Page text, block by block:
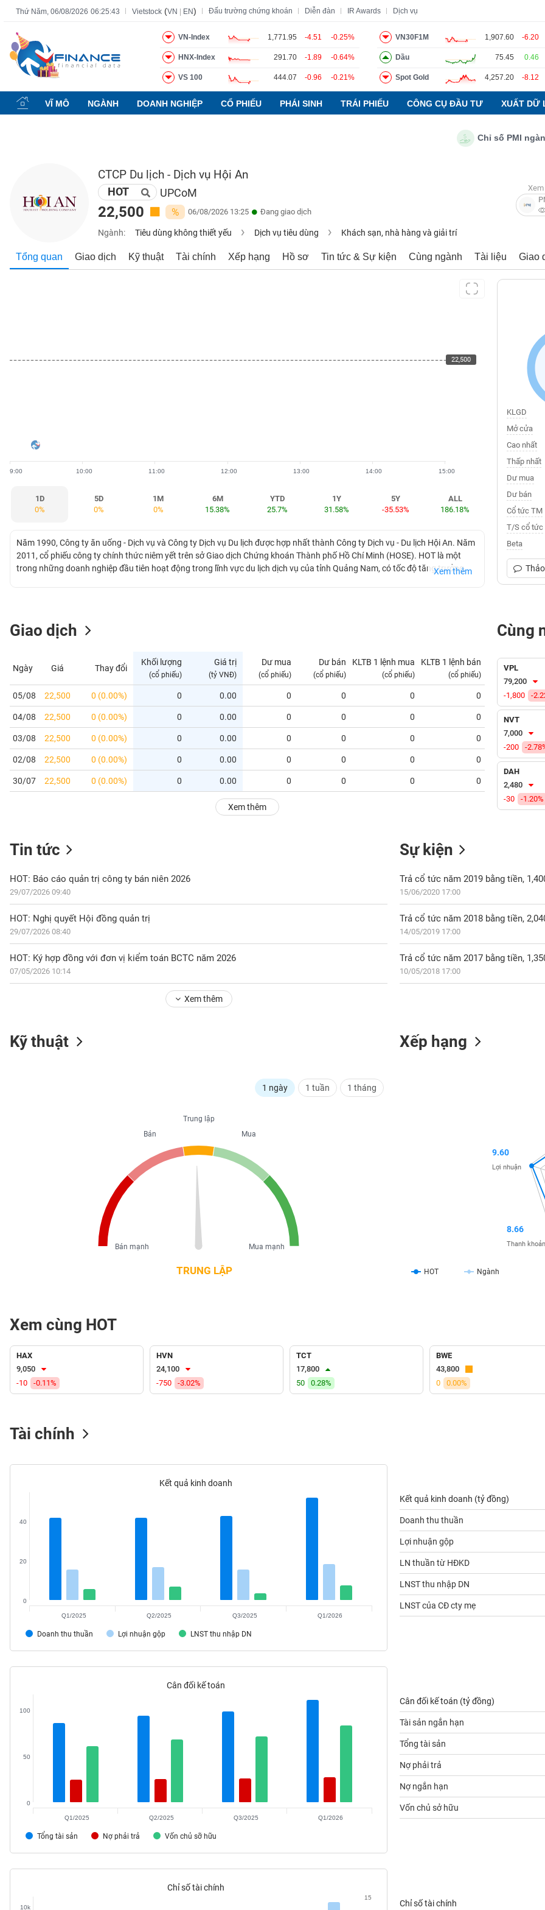
Thứ Năm, 06/08/2026 06:25:44 Vietstock (VN EN) Đấu trường chứng khoán Diễn đàn IR Awards Dịch vụ
VN-Index 1,771.95 -4.51 -0.25%
HNX-Index 291.70 -1.89 -0.64%
VS 100 444.07 -0.96 -0.21%
VN30F1M 1,907.60 -6.20
Dầu 75.45 0.46
Spot Gold 4,257.20 -8.12
VĨ MÔ NGÀNH DOANH NGHIỆP CỔ PHIẾU PHÁI SINH TRÁI PHIẾU CÔNG CỤ ĐẦU TƯ XUẤT DỮ
Chỉ số PMI ngành
CTCP Du lịch - Dịch vụ Hội An
HOT UPCoM
22,500 % 06/08/2026 13:25 Đang giao dịch
Ngành: Tiêu dùng không thiết yếu Dịch vụ tiêu dùng Khách sạn, nhà hàng và giải trí
Tổng quan Giao dịch Kỹ thuật Tài chính Xếp hạng Hồ sơ Tin tức & Sự kiện Cùng ngành Tài liệu Giao
22,500
9:00 10:00 11:00 12:00 13:00 14:00 15:00
22,500
1D
0%
5D
0%
1M
0%
6M
15.38%
YTD
25.7%
1Y
31.58%
5Y
-35.53%
ALL
186.18%
Năm 1990, Công ty ăn uống - Dịch vụ và Công ty Dịch vụ Du lịch được hợp nhất thành Công ty Dịch vụ - Du lịch Hội An. Năm
2011, cổ phiếu công ty chính thức niêm yết trên sở Giao dịch Chứng khoán Thành phố Hồ Chí Minh (HOSE). HOT là một
trong những doanh nghiệp đầu tiên hoạt động trong lĩnh vực du lịch dịch vụ của tỉnh Quảng Nam, có tốc độ tăng trưởng
Xem thêm
KLGD
Mở cửa
Cao nhất
Thấp nhất
Dư mua
Dư bán
Cổ tức TM
T/S cổ tức
Beta
Giao dịch
Ngày Giá Thay đổi
Khối lượng
(cổ phiếu)
Giá trị
(tỷ VNĐ)
Dư mua
(cổ phiếu)
Dư bán
(cổ phiếu)
KLTB 1 lệnh mua
(cổ phiếu)
KLTB 1 lệnh bán
(cổ phiếu)
05/08 22,500 0 (0.00%) 0 0.00 0 0 0 0 0.00
04/08 22,500 0 (0.00%) 0 0.00 0 0 0 0 0.00
03/08 22,500 0 (0.00%) 0 0.00 0 0 0 0 0.00
02/08 22,500 0 (0.00%) 0 0.00 0 0 0 0 0.00
30/07 22,500 0 (0.00%) 0 0.00 0 0 0 0 0.00
Xem thêm
Cùng
VPL
79,200
-1,800
-
NVT
7,000
-200
-
DAH
2,480
-30
-1.20%
Tin tức
HOT: Báo cáo quản trị công ty bán niên 2026
29/07/2026 09:40
HOT: Nghị quyết Hội đồng quản trị
29/07/2026 08:40
HOT: Ký hợp đồng với đơn vị kiểm toán BCTC năm 2026
07/05/2026 10:14
Xem thêm
Sự kiện
Trả cổ tức năm 2019 bằng tiền,
15/06/2020 17:00
Trả cổ tức năm 2018 bằng tiền,
14/05/2019 17:00
Trả cổ tức năm 2017 bằng tiền,
10/05/2018 17:00
Kỹ thuật
1 ngày 1 tuần 1 tháng
TRUNG LẬP
Trung lập
Mua
Mua mạnh
Bán
Bán mạnh
Xếp hạng
HOT Ngành
8.66
Thanh khoản
9.60
Lợi nhuận
Xem cùng HOT
HAX
9,050
-10
-0.11%
HVN
24,100
-750
-3.02%
TCT
17,800
50
0.28%
BWE
43,800
0
0.00%
Tài chính
Kết quả kinh doanh
Doanh thu thuần Lợi nhuận gộp LNST thu nhập DN
0
20
40
Q1/2025 Q2/2025 Q3/2025 Q1/2026
Kết quả kinh doanh (tỷ đồng)
Doanh thu thuần
Lợi nhuận gộp
LN thuần từ HĐKD
LNST thu nhập DN
LNST của CĐ cty mẹ
Cân đối kế toán
Tổng tài sản Nợ phải trả Vốn chủ sỡ hữu
0
50
100
Q1/2025 Q2/2025 Q3/2025 Q1/2026
Cân đối kế toán (tỷ đồng)
Tài sản ngắn hạn
Tổng tài sản
Nợ phải trả
Nợ ngắn hạn
Vốn chủ sở hữu
Chỉ số tài chính
10k
15
Chỉ số tài chính
Tất cả Tính năng Ngành Mã chứng khoán Lãnh đạo Báo cáo phân tích Thuật ngữ
Tính
năng
(-)
KHOÁN
NGHIỆP
GIỚI
CÁ
NHÂN
PHÂN
TÍCH
VIETSTOCKFINANCE
DOANH
NGHIỆP
CỔ
PHIẾU
SINH
(-)
VS-
SECTOR
LIỆU
NGHIỆP
TIÊU
DÙNG
TIÊU
THIẾT
CHĂM